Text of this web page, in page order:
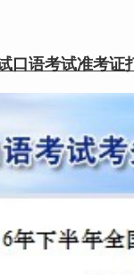
口语考试准考证